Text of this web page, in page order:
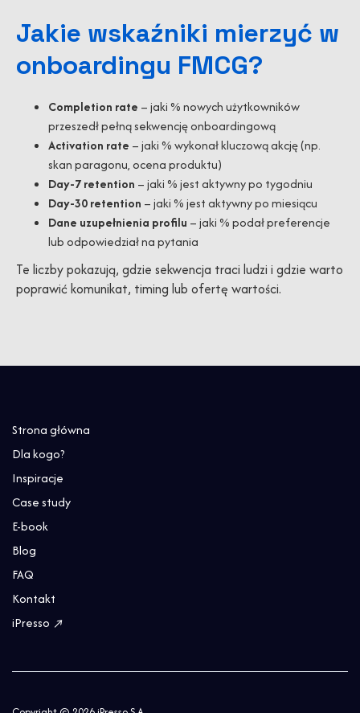
Jakie wskaźniki mierzyć w
onboardingu FMCG?
Completion rate – jaki % nowych użytkowników
przeszedł pełną sekwencję onboardingową
Activation rate – jaki % wykonał kluczową akcję (np.
skan paragonu, ocena produktu)
Day-7 retention – jaki % jest aktywny po tygodniu
Day-30 retention – jaki % jest aktywny po miesiącu
Dane uzupełnienia profilu – jaki % podał preferencje
lub odpowiedział na pytania
Te liczby pokazują, gdzie sekwencja traci ludzi i gdzie warto
poprawić komunikat, timing lub ofertę wartości.
Strona główna
Dla kogo?
Inspiracje
Case study
E-book
Blog
FAQ
Kontakt
iPresso ↗